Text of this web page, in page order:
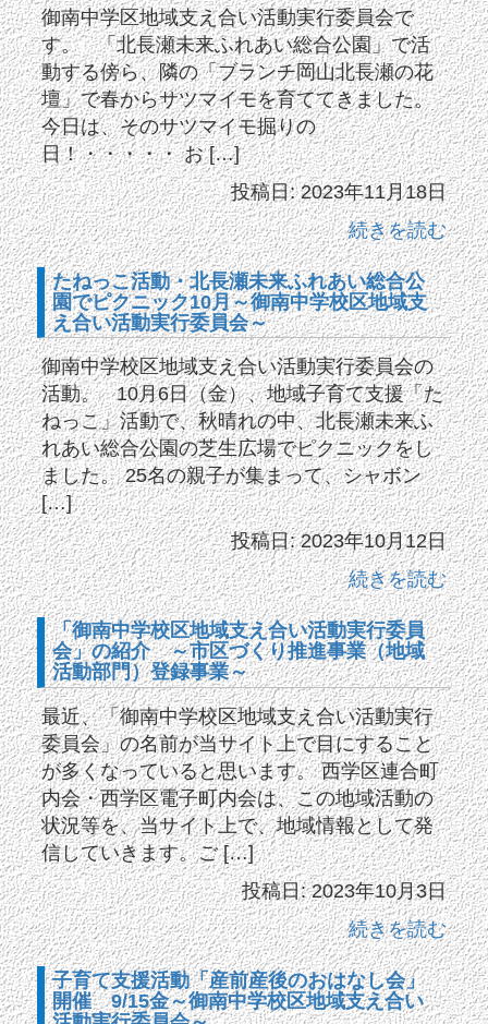
御南中学区地域支え合い活動実行委員会で
す。 「北長瀬未来ふれあい総合公園」で活
動する傍ら、隣の「ブランチ岡山北長瀬の花
壇」で春からサツマイモを育ててきました。
今日は、そのサツマイモ掘りの
日！・・・・・ お […]
投稿日: 2023年11月18日
続きを読む
たねっこ活動・北長瀬未来ふれあい総合公
園でピクニック10月～御南中学校区地域支
え合い活動実行委員会～
御南中学校区地域支え合い活動実行委員会の
活動。 10月6日（金）、地域子育て支援「た
ねっこ」活動で、秋晴れの中、北長瀬未来ふ
れあい総合公園の芝生広場でピクニックをし
ました。 25名の親子が集まって、シャボン
[…]
投稿日: 2023年10月12日
続きを読む
「御南中学校区地域支え合い活動実行委員
会」の紹介 ～市区づくり推進事業（地域
活動部門）登録事業～
最近、「御南中学校区地域支え合い活動実行
委員会」の名前が当サイト上で目にすること
が多くなっていると思います。 西学区連合町
内会・西学区電子町内会は、この地域活動の
状況等を、当サイト上で、地域情報として発
信していきます。ご […]
投稿日: 2023年10月3日
続きを読む
子育て支援活動「産前産後のおはなし会」
開催 9/15金～御南中学校区地域支え合い